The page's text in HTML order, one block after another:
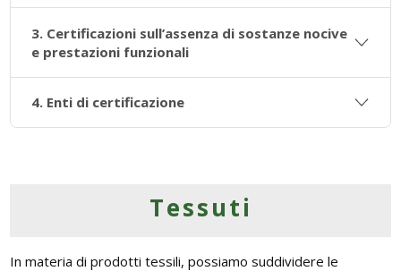
3. Certificazioni sull’assenza di sostanze nocive
e prestazioni funzionali
4. Enti di certificazione
Tessuti
In materia di prodotti tessili, possiamo suddividere le